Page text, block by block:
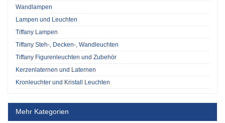
Wandlampen
Lampen und Leuchten
Tiffany Lampen
Tiffany Steh-, Decken-, Wandleuchten
Tiffany Figurenleuchten und Zubehör
Kerzenlaternen und Laternen
Kronleuchter und Kristall Leuchten
Mehr Kategorien